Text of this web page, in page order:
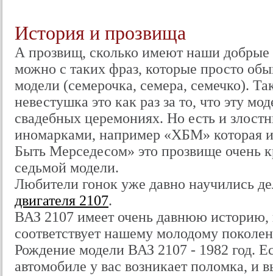
История и прозвища
А прозвищ, сколько имеют наши добрые
можно с таких фраз, которые просто
модели (семерочка, семера, семечко).
невестушка это как раз за то, что эту
свадебных церемониях. Но есть и
иномарками, например «ХБМ» которая
Быть Мерседесом» это прозвище очень
седьмой модели.
Любители гонок уже давно научились
двигателя 2107.
ВАЗ 2107 имеет очень давнюю историю,
соответствует нашему молодому
Рождение модели ВАЗ 2107 - 1982 год.
автомобиле у вас возникает поломка, и